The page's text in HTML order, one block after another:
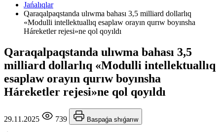
Jańalıqlar
Qaraqalpaqstanda ulıwma bahası 3,5 milliard dollarlıq
«Modulli intellektuallıq esaplaw orayın qurıw boyınsha
Háreketler rejesi»ne qol qoyıldı
Qaraqalpaqstanda ulıwma bahası 3,5
milliard dollarlıq «Modulli intellektuallıq
esaplaw orayın qurıw boyınsha
Háreketler rejesi»ne qol qoyıldı
29.11.2025 739 Baspaǵa shıǵarıw